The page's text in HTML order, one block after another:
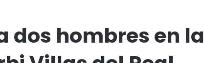
dos hombres en la